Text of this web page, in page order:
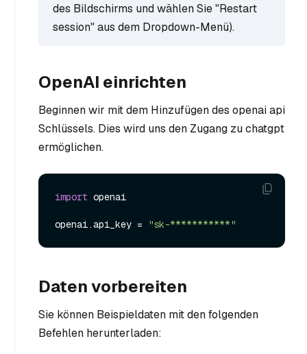
des Bildschirms und wählen Sie "Restart
session" aus dem Dropdown-Menü).
OpenAI einrichten
Beginnen wir mit dem Hinzufügen des openai api
Schlüssels. Dies wird uns den Zugang zu chatgpt
ermöglichen.
import openai
openai.api_key = "sk-***********"
Daten vorbereiten
Sie können Beispieldaten mit den folgenden
Befehlen herunterladen: